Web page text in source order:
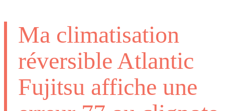
Ma climatisation
réversible Atlantic
Fujitsu affiche une